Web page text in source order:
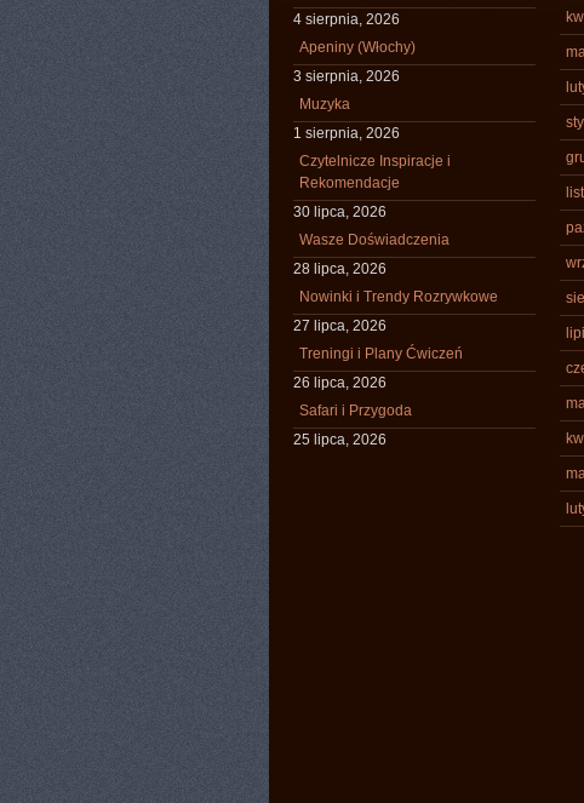
4 sierpnia, 2026
Apeniny (Włochy)
3 sierpnia, 2026
Muzyka
1 sierpnia, 2026
Czytelnicze Inspiracje i
Rekomendacje
30 lipca, 2026
Wasze Doświadczenia
28 lipca, 2026
Nowinki i Trendy Rozrywkowe
27 lipca, 2026
Treningi i Plany Ćwiczeń
26 lipca, 2026
Safari i Przygoda
25 lipca, 2026